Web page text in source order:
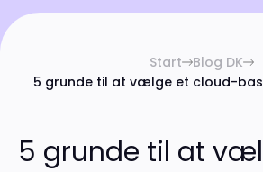
Start
Blog DK
5 grunde til at vælge et cloud-
5 grunde til at